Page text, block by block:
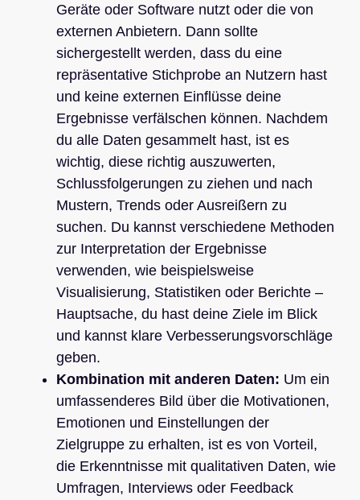
Geräte oder Software nutzt oder die von
externen Anbietern. Dann sollte
sichergestellt werden, dass du eine
repräsentative Stichprobe an Nutzern hast
und keine externen Einflüsse deine
Ergebnisse verfälschen können. Nachdem
du alle Daten gesammelt hast, ist es
wichtig, diese richtig auszuwerten,
Schlussfolgerungen zu ziehen und nach
Mustern, Trends oder Ausreißern zu
suchen. Du kannst verschiedene Methoden
zur Interpretation der Ergebnisse
verwenden, wie beispielsweise
Visualisierung, Statistiken oder Berichte –
Hauptsache, du hast deine Ziele im Blick
und kannst klare Verbesserungsvorschläge
geben.
Kombination mit anderen Daten: Um ein
umfassenderes Bild über die Motivationen,
Emotionen und Einstellungen der
Zielgruppe zu erhalten, ist es von Vorteil,
die Erkenntnisse mit qualitativen Daten, wie
Umfragen, Interviews oder Feedback